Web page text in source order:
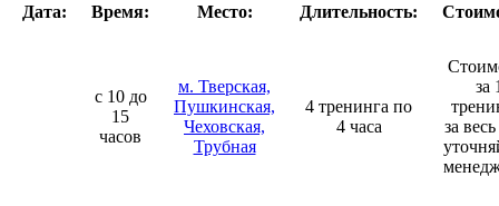
Дата: Время: Место: Длительность:
с 10 до
15
часов
м. Тверская,
Пушкинская,
Чеховская,
Трубная
4 тренинга по
4 часа
за
за